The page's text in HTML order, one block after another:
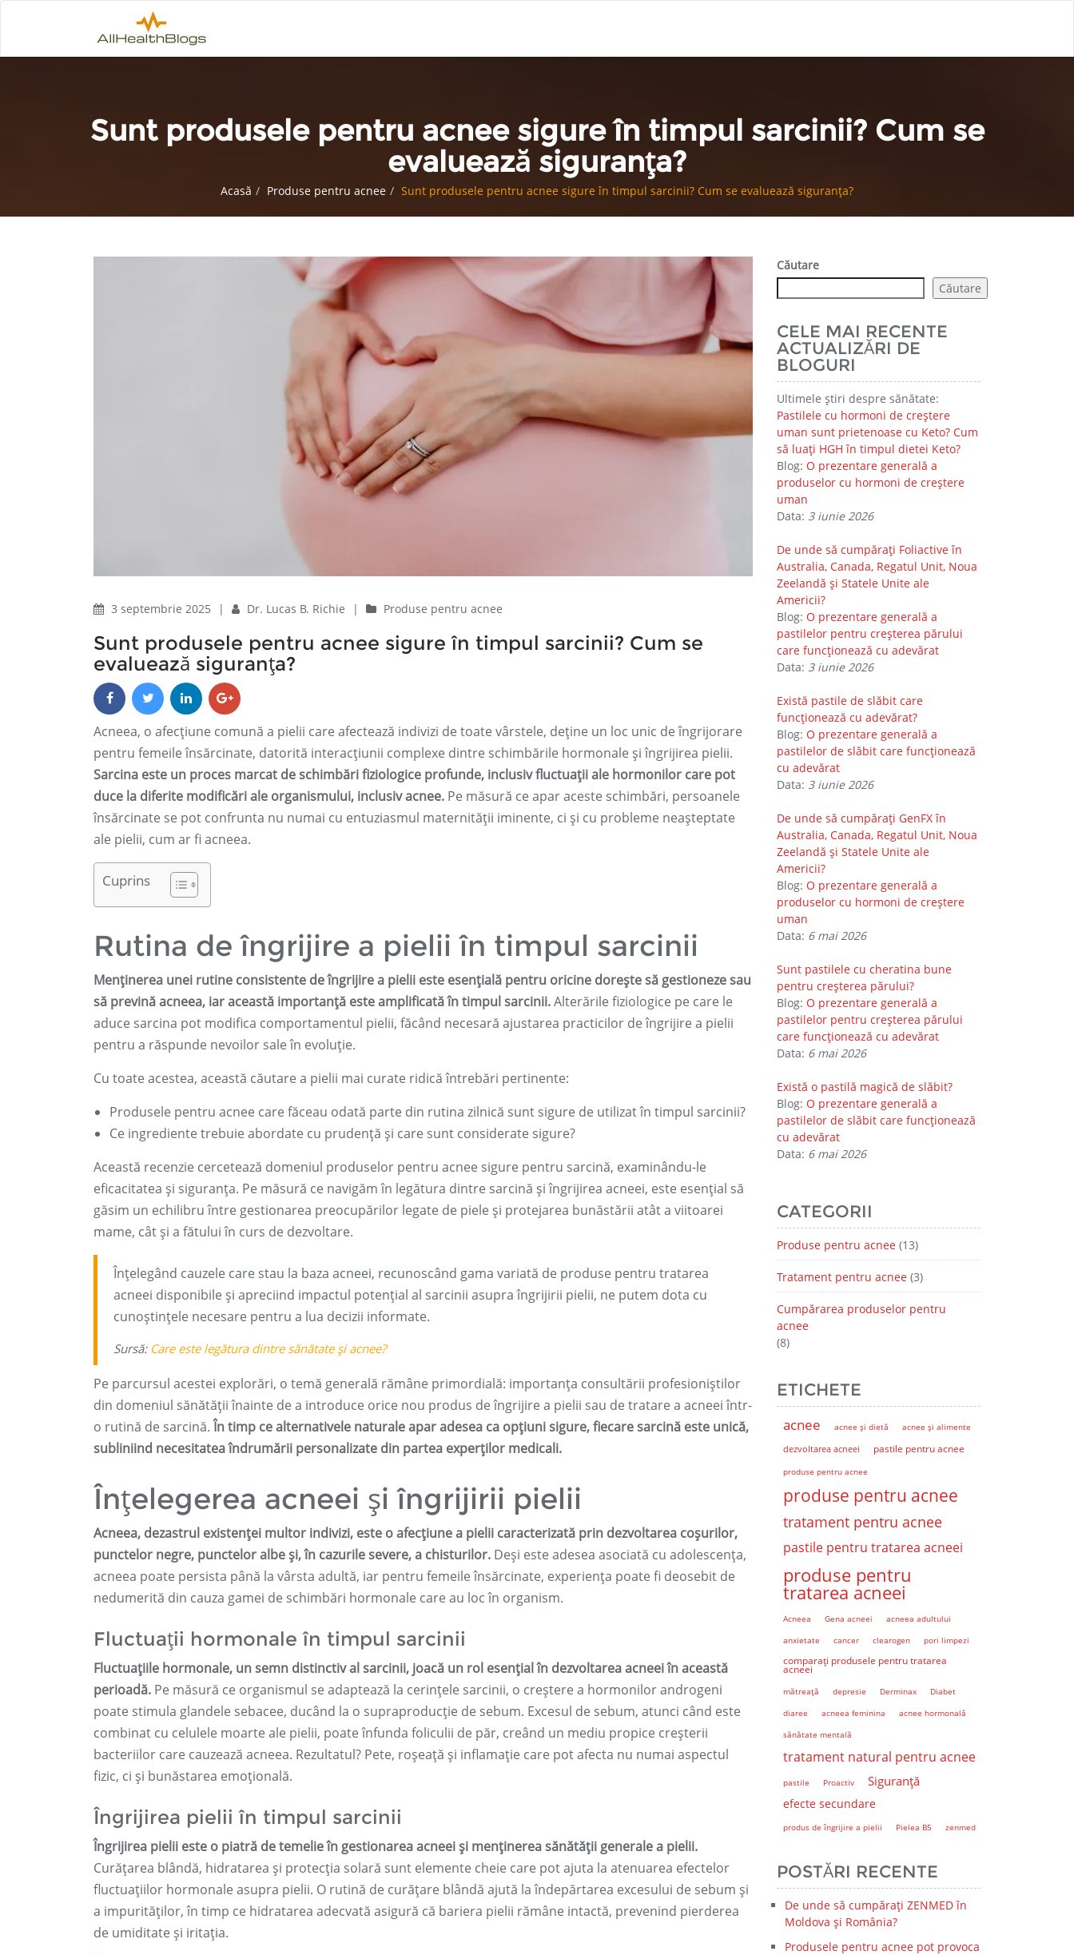
Sunt produsele pentru acnee sigure în timpul sarcinii? Cum se
evaluează siguranța?
Acasă Produse pentru acnee Sunt produsele pentru acnee sigure în timpul sarcinii? Cum se evaluează siguranța?
3 septembrie 2025 | Dr. Lucas B. Richie | Produse pentru acnee
Sunt produsele pentru acnee sigure în timpul sarcinii? Cum se
evaluează siguranța?
Acneea, o afecțiune comună a pielii care afectează indivizi de toate vârstele, deține un loc unic de îngrijorare
pentru femeile însărcinate, datorită interacțiunii complexe dintre schimbările hormonale și îngrijirea pielii.
Sarcina este un proces marcat de schimbări fiziologice profunde, inclusiv fluctuații ale hormonilor care pot
duce la diferite modificări ale organismului, inclusiv acnee. Pe măsură ce apar aceste schimbări, persoanele
însărcinate se pot confrunta nu numai cu entuziasmul maternității iminente, ci și cu probleme neașteptate
ale pielii, cum ar fi acneea.
Cuprins
Rutina de îngrijire a pielii în timpul sarcinii
Menținerea unei rutine consistente de îngrijire a pielii este esențială pentru oricine dorește să gestioneze sau
să prevină acneea, iar această importanță este amplificată în timpul sarcinii.Alterările fiziologice pe care le
aduce sarcina pot modifica comportamentul pielii, făcând necesară ajustarea practicilor de îngrijire a pielii
pentru a răspunde nevoilor sale în evoluție.
Cu toate acestea, această căutare a pielii mai curate ridică întrebări pertinente:
Produsele pentru acnee care făceau odată parte din rutina zilnică sunt sigure de utilizat în timpul sarcinii?
Ce ingrediente trebuie abordate cu prudență și care sunt considerate sigure?
Această recenzie cercetează domeniul produselor pentru acnee sigure pentru sarcină, examinându-le
eficacitatea și siguranța. Pe măsură ce navigăm în legătura dintre sarcină și îngrijirea acneei, este esențial să
găsim un echilibru între gestionarea preocupărilor legate de piele și protejarea bunăstării atât a viitoarei
mame, cât și a fătului în curs de dezvoltare.
Înțelegând cauzele care stau la baza acneei, recunoscând gama variată de produse pentru tratarea
acneei disponibile și apreciind impactul potențial al sarcinii asupra îngrijirii pielii, ne putem dota cu
cunoștințele necesare pentru a lua decizii informate.
Sursă: Care este legătura dintre sănătate și acnee?
Pe parcursul acestei explorări, o temă generală rămâne primordială: importanța consultării profesioniștilor
din domeniul sănătății înainte de a introduce orice nou produs de îngrijire a pielii sau de tratare a acneei într-
o rutină de sarcină.În timp ce alternativele naturale apar adesea ca opțiuni sigure, fiecare sarcină este unică,
subliniind necesitatea îndrumării personalizate din partea experților medicali.
Înțelegerea acneei și îngrijirii pielii
Acneea, dezastrul existenței multor indivizi, este o afecțiune a pielii caracterizată prin dezvoltarea coșurilor,
punctelor negre, punctelor albe și, în cazurile severe, a chisturilor. Deși este adesea asociată cu adolescența,
acneea poate persista până la vârsta adultă, iar pentru femeile însărcinate, experiența poate fi deosebit de
nedumerită din cauza gamei de schimbări hormonale care au loc în organism.
Fluctuații hormonale în timpul sarcinii
Fluctuațiile hormonale, un semn distinctiv al sarcinii, joacă un rol esențial în dezvoltarea acneei în această
perioadă. Pe măsură ce organismul se adaptează la cerințele sarcinii, o creștere a hormonilor androgeni
poate stimula glandele sebacee, ducând la o supraproducție de sebum. Excesul de sebum, atunci când este
combinat cu celulele moarte ale pielii, poate înfunda foliculii de păr, creând un mediu propice creșterii
bacteriilor care cauzează acneea. Rezultatul? Pete, roșeață și inflamație care pot afecta nu numai aspectul
fizic, ci și bunăstarea emoțională.
Îngrijirea pielii în timpul sarcinii
Îngrijirea pielii este o piatră de temelie în gestionarea acneei și menținerea sănătății generale a pielii.
Curățarea blândă, hidratarea și protecția solară sunt elemente cheie care pot ajuta la atenuarea efectelor
fluctuațiilor hormonale asupra pielii. O rutină de curățare blândă ajută la îndepărtarea excesului de sebum și
a impurităților, în timp ce hidratarea adecvată asigură că bariera pielii rămâne intactă, prevenind pierderea
de umiditate și iritația.
Căutare
Căutare
CELE MAI RECENTE
ACTUALIZĂRI DE
BLOGURI
Ultimele știri despre sănătate:
Pastilele cu hormoni de creștere
uman sunt prietenoase cu Keto? Cum
să luați HGH în timpul dietei Keto?
Blog: O prezentare generală a
produselor cu hormoni de creștere
uman
Data: 3 iunie 2026
De unde să cumpărați Foliactive în
Australia, Canada, Regatul Unit, Noua
Zeelandă și Statele Unite ale
Americii?
Blog: O prezentare generală a
pastilelor pentru creșterea părului
care funcționează cu adevărat
Data: 3 iunie 2026
Există pastile de slăbit care
funcționează cu adevărat?
Blog: O prezentare generală a
pastilelor de slăbit care funcționează
cu adevărat
Data: 3 iunie 2026
De unde să cumpărați GenFX în
Australia, Canada, Regatul Unit, Noua
Zeelandă și Statele Unite ale
Americii?
Blog: O prezentare generală a
produselor cu hormoni de creștere
uman
Data: 6 mai 2026
Sunt pastilele cu cheratina bune
pentru creșterea părului?
Blog: O prezentare generală a
pastilelor pentru creșterea părului
care funcționează cu adevărat
Data: 6 mai 2026
Există o pastilă magică de slăbit?
Blog: O prezentare generală a
pastilelor de slăbit care funcționează
cu adevărat
Data: 6 mai 2026
CATEGORII
Produse pentru acnee (13)
Tratament pentru acnee (3)
Cumpărarea produselor pentru
acnee
(8)
ETICHETE
acnee acnee și dietă
acnee și alimente
dezvoltarea acneei
pastile pentru acnee
produse pentru acnee
produse pentru acnee
tratament pentru acnee
pastile pentru tratarea acneei
produse pentru
tratarea acneei
Acneea Gena acneei
acneea adultului
anxietate
cancer clearogen pori limpezi
comparați produsele pentru tratarea
acneei
mătreaţă depresie Derminax
Diabet
diaree
acneea feminina
acnee hormonală
sănătate mentală
tratament natural pentru acnee
pastile Proactiv Siguranță
efecte secundare
produs de îngrijire a pielii Pielea B5 zenmed
POSTĂRI RECENTE
De unde să cumpărați ZENMED în
Moldova și România?
Produsele pentru acnee pot provoca